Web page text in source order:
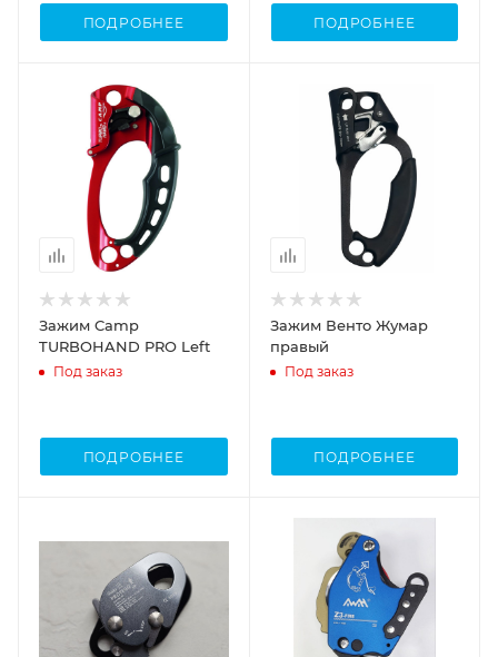
ПОДРОБНЕЕ ПОДРОБНЕЕ
Зажим Camp
TURBOHAND PRO Left
Под заказ
ПОДРОБНЕЕ
Процент Скидки
Зажим Венто Жумар
правый
Под заказ
ПОДРОБНЕЕ